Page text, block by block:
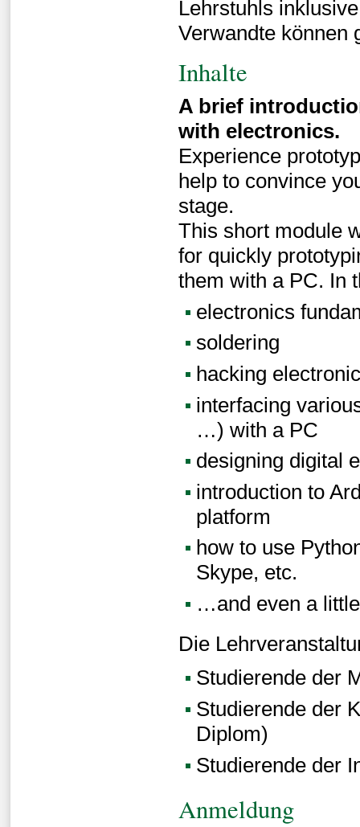
Lehrstuhls
Verwandte können
Inhalte
A brief
with electronics.
Experience
help to convince
stage.
This short module
for quickly
them with a PC. In
electronics
soldering
hacking
interfacing
…) with a PC
designing digital
introduction to
platform
how to use
Skype, etc.
…and even a
Die
Studierende der
Studierende der
Diplom)
Studierende der
Anmeldung